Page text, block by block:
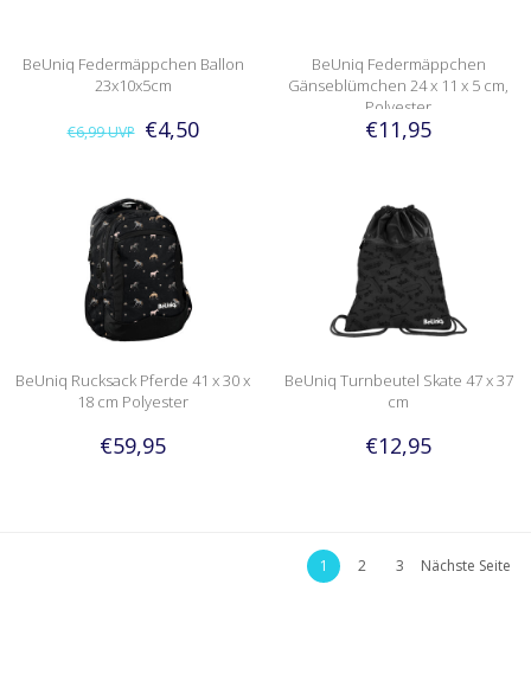
BeUniq Federmäppchen Ballon
23x10x5cm
€6,99UVP €4,50
BeUniq Federmäppchen
Gänseblümchen 24 x 11 x 5 cm,
Polyester
€11,95
BeUniq Rucksack Pferde 41 x 30 x
18 cm Polyester
€59,95
BeUniq Turnbeutel Skate 47 x 37
cm
€12,95
1 2 3 Nächste Seite